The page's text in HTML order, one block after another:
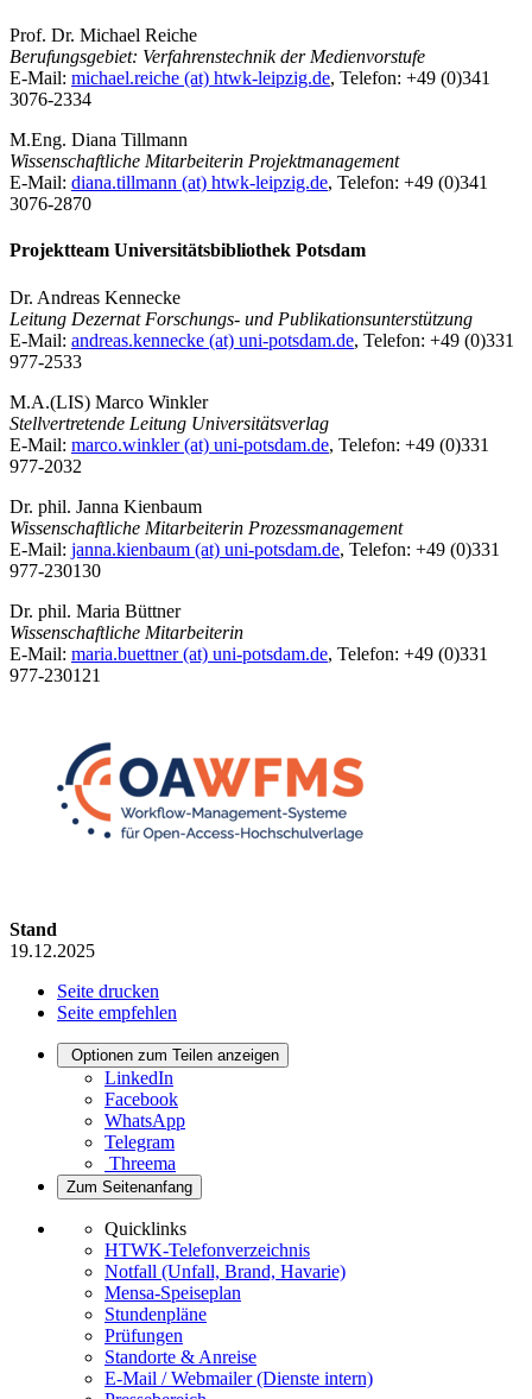
Prof. Dr. Michael Reiche
Berufungsgebiet: Verfahrenstechnik der Medienvorstufe
E-Mail: michael.reiche (at) htwk-leipzig.de, Telefon: +49 (0)341
3076-2334
M.Eng. Diana Tillmann
Wissenschaftliche Mitarbeiterin Projektmanagement
E-Mail: diana.tillmann (at) htwk-leipzig.de, Telefon: +49 (0)341
3076-2870
Projektteam Universitätsbibliothek Potsdam
Dr. Andreas Kennecke
Leitung Dezernat Forschungs- und Publikationsunterstützung
E-Mail: andreas.kennecke (at) uni-potsdam.de, Telefon: +49 (0)331
977-2533
M.A.(LIS) Marco Winkler
Stellvertretende Leitung Universitätsverlag
E-Mail: marco.winkler (at) uni-potsdam.de, Telefon: +49 (0)331
977-2032
Dr. phil. Janna Kienbaum
Wissenschaftliche Mitarbeiterin Prozessmanagement
E-Mail: janna.kienbaum (at) uni-potsdam.de, Telefon: +49 (0)331
977-230130
Dr. phil. Maria Büttner
Wissenschaftliche Mitarbeiterin
E-Mail: maria.buettner (at) uni-potsdam.de, Telefon: +49 (0)331
977-230121
Stand
19.12.2025
Seite drucken
Seite empfehlen
Optionen zum Teilen anzeigen
LinkedIn
Facebook
WhatsApp
Telegram
Threema
Zum Seitenanfang
Quicklinks
HTWK-Telefonverzeichnis
Notfall (Unfall, Brand, Havarie)
Mensa-Speiseplan
Stundenpläne
Prüfungen
Standorte & Anreise
E-Mail / Webmailer (Dienste intern)